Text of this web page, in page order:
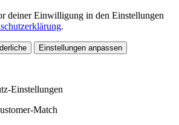
deiner Einwilligung in den Einstellungen
.
Einstellungen anpassen
Einstellungen
Match